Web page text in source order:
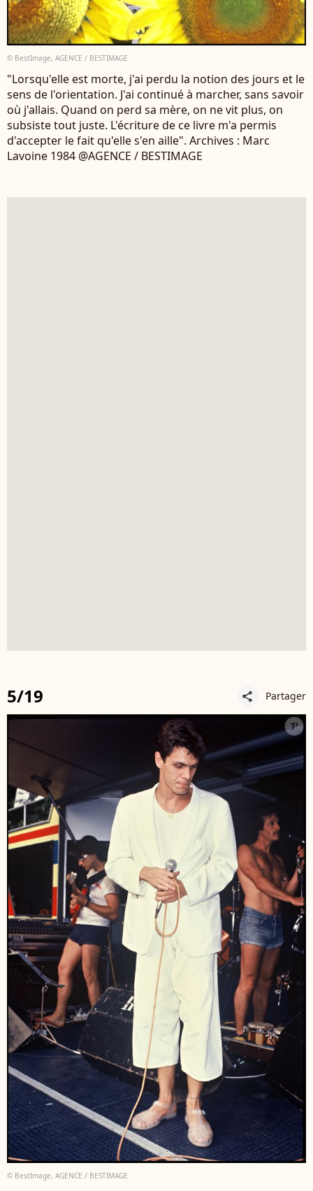
© BestImage, AGENCE / BESTIMAGE
"Lorsqu'elle est morte, j'ai perdu la notion des jours et le
sens de l'orientation. J'ai continué à marcher, sans savoir
où j'allais. Quand on perd sa mère, on ne vit plus, on
subsiste tout juste. L'écriture de ce livre m'a permis
d'accepter le fait qu'elle s'en aille". Archives : Marc
Lavoine 1984 @AGENCE / BESTIMAGE
5/19 share Partager
© BestImage, AGENCE / BESTIMAGE